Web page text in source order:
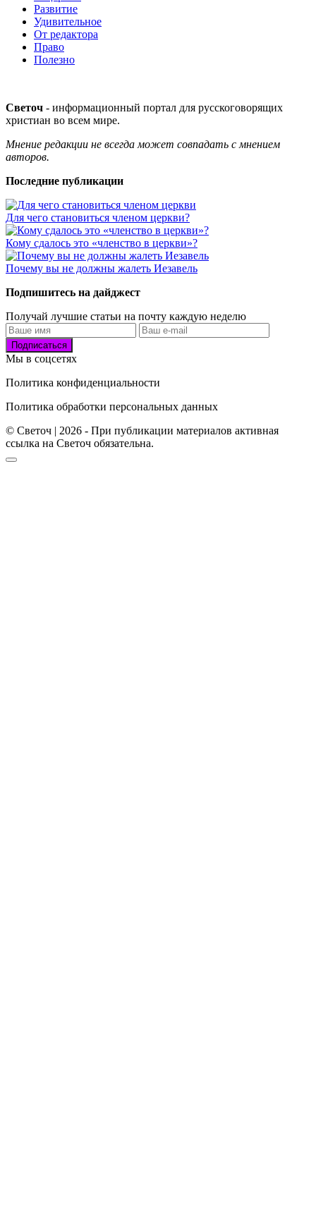
Развитие
Удивительное
От редактора
Право
Полезно
Светоч - информационный портал для русскоговорящих
христиан во всем мире.
Мнение редакции не всегда может совпадать с мнением
авторов.
Последние публикации
Для чего становиться членом церкви?
Кому сдалось это «членство в церкви»?
Почему вы не должны жалеть Иезавель
Подпишитесь на дайджест
Получай лучшие статьи на почту каждую неделю
Подписаться
Мы в соцсетях
Политика конфиденциальности
Политика обработки персональных данных
© Светоч | 2026 - При публикации материалов активная
ссылка на Светоч обязательна.